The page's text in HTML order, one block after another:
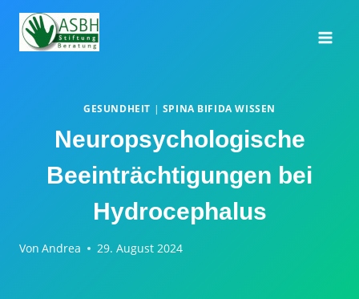
Zum
Inhalt
springen
GESUNDHEIT | SPINA BIFIDA WISSEN
Neuropsychologische
Beeinträchtigungen bei
Hydrocephalus
Von Andrea 29. August 2024